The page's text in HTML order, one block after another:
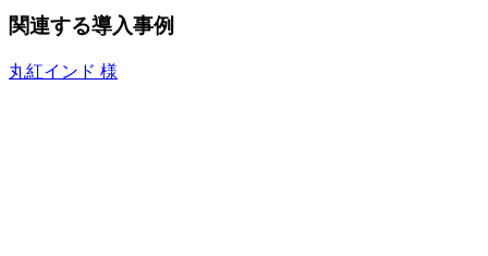
関連する導入事例
丸紅インド 様